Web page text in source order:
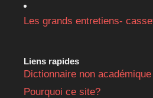
Les grands entretiens-
Liens rapides
Dictionnaire non académique
Pourquoi ce site?